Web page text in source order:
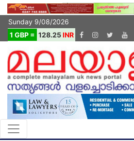
Sunday 9/08/2026
1 GBP = 128.25INR